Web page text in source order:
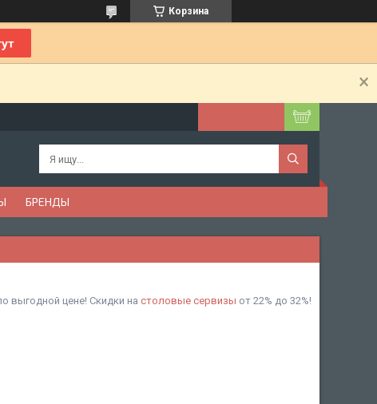
Корзина
БРЕНДЫ
выгодной цене! Скидки на столовые сервизы от 22% до 32%!